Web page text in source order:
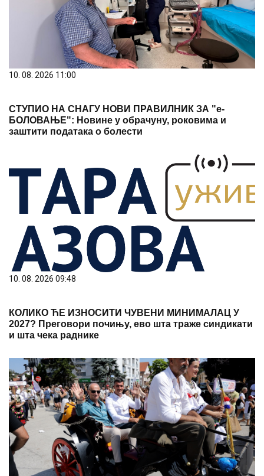
10. 08. 2026 11:00
СТУПИО НА СНАГУ НОВИ ПРАВИЛНИК ЗА "е-
БОЛОВАЊЕ": Новине у обрачуну, роковима и
заштити података о болести
10. 08. 2026 09:48
КОЛИКО ЋЕ ИЗНОСИТИ ЧУВЕНИ МИНИМАЛАЦ У
2027? Преговори почињу, ево шта траже синдикати
и шта чека раднике